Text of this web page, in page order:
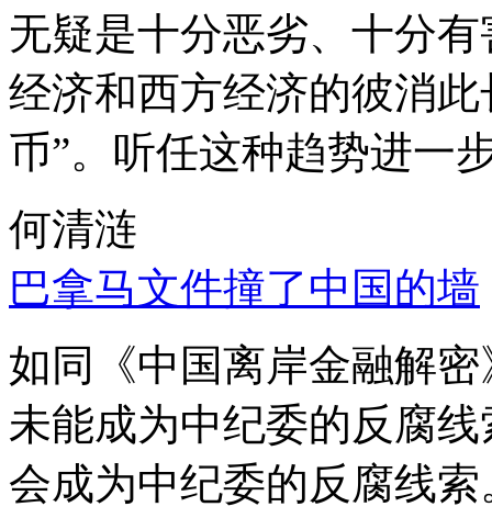
无疑是十分恶劣、十分
经济和西方经济的彼消
币”。听任这种趋势进一
何清涟
巴拿马文件撞了中国的墙
如同《中国离岸金融解
未能成为中纪委的反腐
会成为中纪委的反腐线